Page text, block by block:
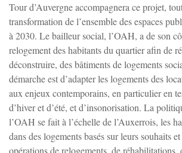
Tour d’Auvergne accompagnera ce projet,
transformation de l’ensemble des espaces
à 2030. Le bailleur social, l’OAH, a de son
relogement des habitants du quartier afin de
déconstruire, des bâtiments de logements
démarche est d’adapter les logements des
aux enjeux contemporains, en particulier en
d’hiver et d’été, et d’insonorisation. La
l’OAH se fait à l’échelle de l’Auxerrois, les
dans des logements basés sur leurs souhaits
opérations de relogements, de réhabilitations,